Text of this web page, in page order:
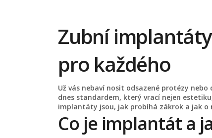
Zubní
pro každého
Už vás nebaví nosit odsazené protézy
dnes standardem, který vrací nejen
implantáty jsou, jak probíhá zákrok a jak o
Co je implantát a